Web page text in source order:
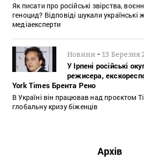
Як писати про російські звірства,
геноцид? Відповіді шукали українські
медіаексперти
Новини -13 Березня
У Ірпені російські
режисера,
York Times Брента Рено
В Україні він працював над проєктом
глобальну кризу біженців
Архів